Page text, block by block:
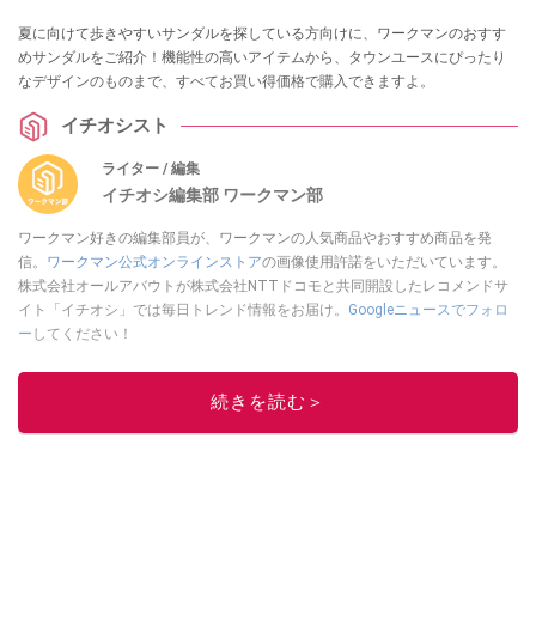
夏に向けて歩きやすいサンダルを探している方向けに、ワークマンのおすす
めサンダルをご紹介！機能性の高いアイテムから、タウンユースにぴったり
なデザインのものまで、すべてお買い得価格で購入できますよ。
イチオシスト
ライター / 編集
イチオシ編集部 ワークマン部
ワークマン好きの編集部員が、ワークマンの人気商品やおすすめ商品を発
信。 ワークマン公式オンラインストアの画像使用許諾をいただいています。
株式会社オールアバウトが株式会社NTTドコモと共同開設したレコメンドサ
イト「イチオシ」では毎日トレンド情報をお届け。 Googleニュースでフォロ
ー してください！
このイチオシストの他の記事を読む
続きを読む＞